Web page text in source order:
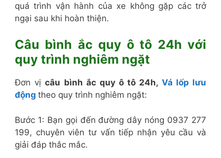
quá trình vận hành của xe không gặp các trở
ngại sau khi hoàn thiện.
Câu bình ắc quy ô tô 24h với
quy trình nghiêm ngặt
Đơn vịcâu bình ắc quy ô tô 24h, Vá lốp lưu
động theo quy trình nghiêm ngặt:
Bước 1: Bạn gọi đến đường dây nóng 0937 277
199, chuyên viên tư vấn tiếp nhận yêu cầu và
giải đáp thắc mắc.